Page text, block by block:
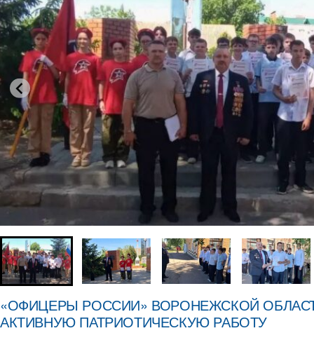
«ОФИЦЕРЫ РОССИИ» ВОРОНЕЖСКОЙ
АКТИВНУЮ ПАТРИОТИЧЕСКУЮ РАБОТУ